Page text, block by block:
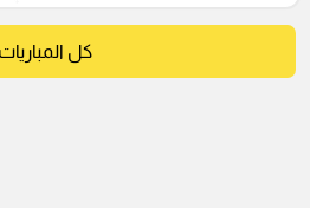
كل المباريات